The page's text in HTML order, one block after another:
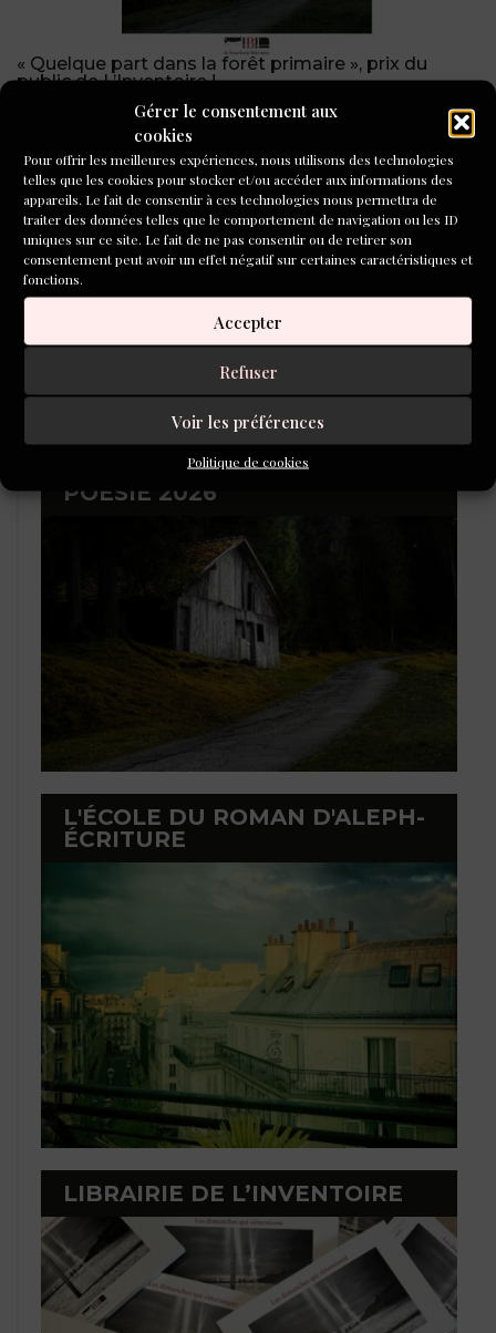
Gérer le consentement aux
cookies
Pour offrir les meilleures expériences, nous utilisons des technologies
telles que les cookies pour stocker et/ou accéder aux informations des
appareils. Le fait de consentir à ces technologies nous permettra de
traiter des données telles que le comportement de navigation ou les ID
uniques sur ce site. Le fait de ne pas consentir ou de retirer son
consentement peut avoir un effet négatif sur certaines caractéristiques et
fonctions.
Accepter
Refuser
Voir les préférences
Politique de cookies
« Quelque part dans la forêt primaire », prix du
public de L’Inventoire !
CONCOURS DE NOUVELLES
2026
LAURÉATS DU CONCOURS DE
POÉSIE 2026
L'ÉCOLE DU ROMAN D'ALEPH-
ÉCRITURE
LIBRAIRIE DE L’INVENTOIRE